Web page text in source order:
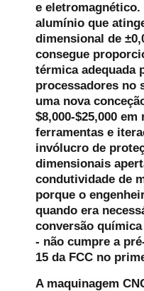
e
alumínio que
dimensional de
consegue
térmica adequada
processadores no
uma nova
$8,000-$25,000
ferramentas e
invólucro de
dimensionais
condutividade de
porque o
quando era
conversão
- não cumpre a
15 da FCC no
A maquinagem